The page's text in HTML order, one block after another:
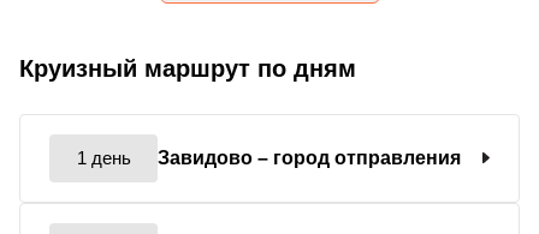
Круизный маршрут по дням
1 день Завидово – город отправления